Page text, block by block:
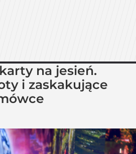
na jesień.
i zaskakujące